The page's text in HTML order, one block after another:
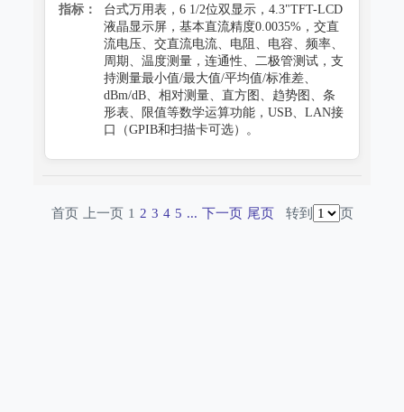
指标：
台式万用表，6 1/2位双显示，4.3"TFT-LCD
液晶显示屏，基本直流精度0.0035%，交直
流电压、交直流电流、电阻、电容、频率、
周期、温度测量，连通性、二极管测试，支
持测量最小值/最大值/平均值/标准差、
dBm/dB、相对测量、直方图、趋势图、条
形表、限值等数学运算功能，USB、LAN接
口（GPIB和扫描卡可选）。
首页 上一页 1 2 3 4 5 ... 下一页 尾页 转到 页